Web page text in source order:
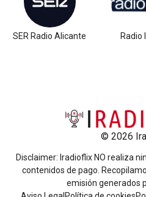
SER Radio Alicante Radio
© 2026
Disclaimer: Iradioflix NO realiza
contenidos de pago.
emisión generados